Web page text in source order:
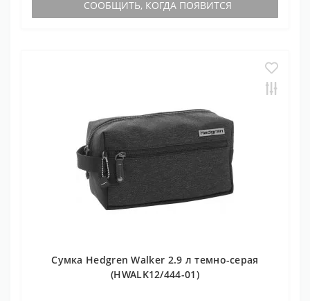
СООБЩИТЬ, КОГДА ПОЯВИТСЯ
Cумка Hedgren Walker 2.9 л темно-серая
(HWALK12/444-01)